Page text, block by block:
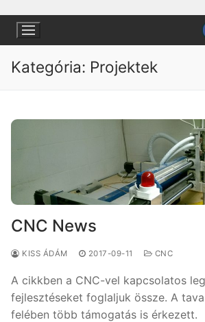
tartalomra
Kategória: Projektek
CNC News
KISS ÁDÁM 2017-09-11 CNC
A cikkben a CNC-vel kapcsolatos
fejlesztéseket foglaljuk össze. A
felében több támogatás is érkezett.